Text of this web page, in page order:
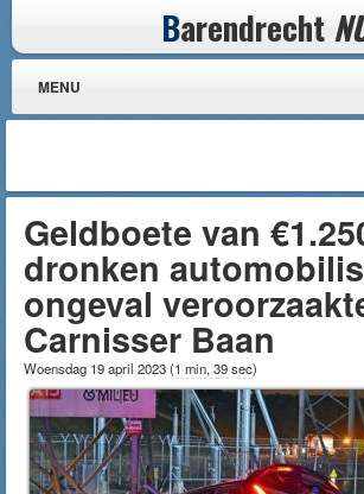
Barendrecht
MENU
Geldboete van
dronken
ongeval
Carnisser Baan
Woensdag 19 april 2023(1 min, 39 sec)